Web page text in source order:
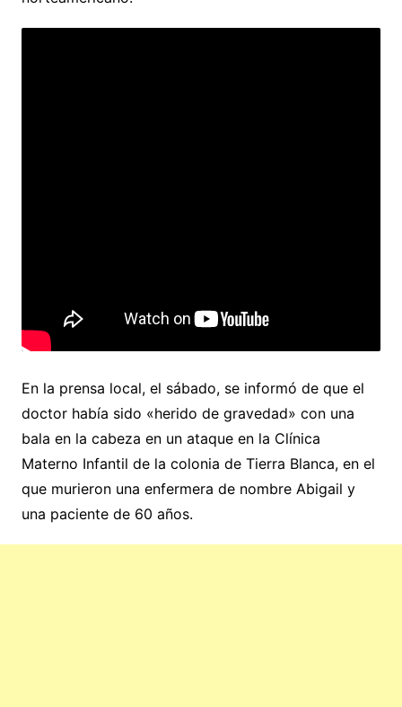
En la prensa local, el sábado, se informó de que el
doctor había sido «herido de gravedad» con una
bala en la cabeza en un ataque en la Clínica
Materno Infantil de la colonia de Tierra Blanca, en el
que murieron una enfermera de nombre Abigail y
una paciente de 60 años.